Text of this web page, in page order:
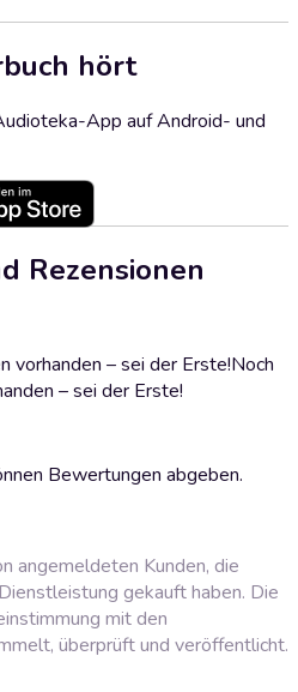
hört
App auf Android- und
Rezensionen
vorhanden – sei der Erste!Noch
– sei der Erste!
Bewertungen abgeben.
angemeldeten Kunden, die
gekauft haben. Die
mit den
überprüft und veröffentlicht.